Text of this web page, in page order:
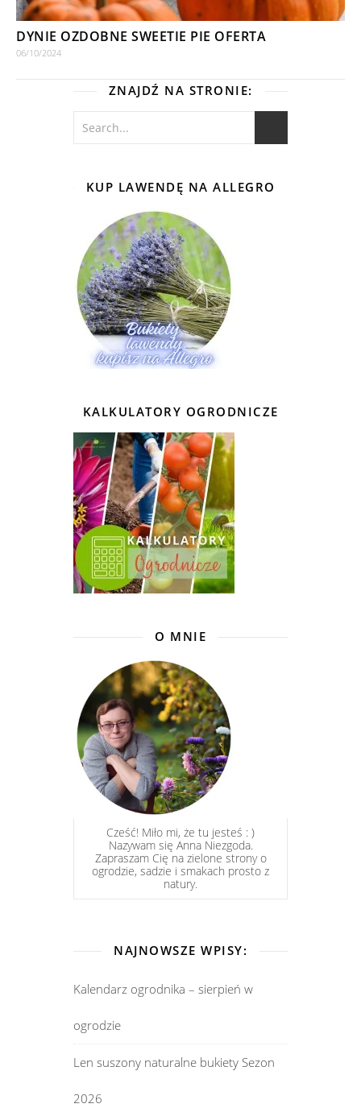
DYNIE OZDOBNE SWEETIE PIE OFERTA
06/10/2024
ZNAJDŹ NA STRONIE:
KUP LAWENDĘ NA ALLEGRO
KALKULATORY OGRODNICZE
O MNIE
Cześć! Miło mi, że tu jesteś : )
Nazywam się Anna Niezgoda.
Zapraszam Cię na zielone strony o
ogrodzie, sadzie i smakach prosto z
natury.
NAJNOWSZE WPISY:
Kalendarz ogrodnika – sierpień w
ogrodzie
Len suszony naturalne bukiety Sezon
2026